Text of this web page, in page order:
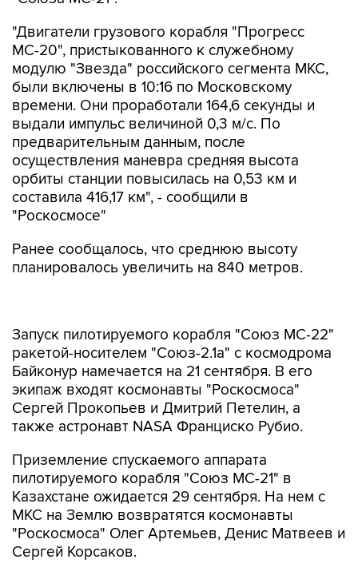
"Двигатели грузового корабля "Прогресс
МС-20", пристыкованного к служебному
модулю "Звезда" российского сегмента МКС,
были включены в 10:16 по Московскому
времени. Они проработали 164,6 секунды и
выдали импульс величиной 0,3 м/с. По
предварительным данным, после
осуществления маневра средняя высота
орбиты станции повысилась на 0,53 км и
составила 416,17 км", - сообщили в
"Роскосмосе"
Ранее сообщалось, что среднюю высоту
планировалось увеличить на 840 метров.
Байконур намечается на 21 сентября. В его
экипаж входят космонавты "Роскосмоса"
Сергей Прокопьев и Дмитрий Петелин, а
также астронавт NASA Франциско Рубио.
Приземление спускаемого аппарата
Казахстане ожидается 29 сентября. На нем с
МКС на Землю возвратятся космонавты
"Роскосмоса" Олег Артемьев, Денис Матвеев и
Сергей Корсаков.
Сейчас на борту МКС работает экипаж 67-й